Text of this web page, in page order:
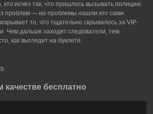
кто исчез так, что пришлось вызывать полицию.
проблем — но проблемы нашли его сами.
то, что тщательно скрывалось за VIP-
Чем дальше заходят следователи, тем
как выглядит на буклете.
бесплатно